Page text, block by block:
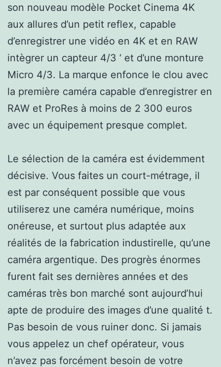
son nouveau modèle Pocket Cinema 4K
aux allures d’un petit reflex, capable
d’enregistrer une vidéo en 4K et en RAW
intègrer un capteur 4/3 ‘ et d’une monture
Micro 4/3. La marque enfonce le clou avec
la première caméra capable d’enregistrer en
RAW et ProRes à moins de 2 300 euros
avec un équipement presque complet.
Le sélection de la caméra est évidemment
décisive. Vous faites un court-métrage, il
est par conséquent possible que vous
utiliserez une caméra numérique, moins
onéreuse, et surtout plus adaptée aux
réalités de la fabrication industirelle, qu’une
caméra argentique. Des progrès énormes
furent fait ses dernières années et des
caméras très bon marché sont aujourd’hui
apte de produire des images d’une qualité t.
Pas besoin de vous ruiner donc. Si jamais
vous appelez un chef opérateur, vous
n’avez pas forcément besoin de votre